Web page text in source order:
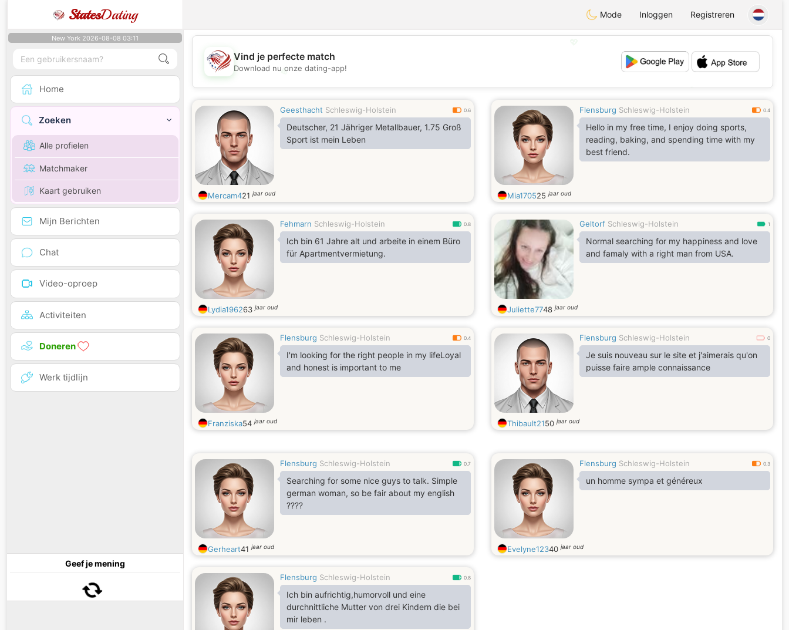
StatesDating Mode Inloggen Registreren
New York 2026-08-08 03:11
Home
Zoeken
Alle profielen
Matchmaker
Kaart gebruiken
Mijn Berichten
Chat
Video-oproep
Activiteiten
Doneren
Werk tijdlijn
Geef je mening
💖
💕
Vind je perfecte match
Download nu onze dating-app!
Geesthacht Schleswig-Holstein 0.6
Deutscher, 21 Jähriger Metallbauer, 1.75 Groß
Sport ist mein Leben
Mercam421jaar oud
Flensburg Schleswig-Holstein 0.4
Hello in my free time, I enjoy doing sports,
reading, baking, and spending time with my
best friend.
Mia170525jaar oud
Fehmarn Schleswig-Holstein 0.8
Ich bin 61 Jahre alt und arbeite in einem Büro
für Apartmentvermietung.
Lydia196263jaar oud
Geltorf Schleswig-Holstein 1
Normal searching for my happiness and love
and famaly with a right man from USA.
Juliette7748jaar oud
Flensburg Schleswig-Holstein 0.4
I'm looking for the right people in my lifeLoyal
and honest is important to me
Franziska54jaar oud
Flensburg Schleswig-Holstein 0
Je suis nouveau sur le site et j'aimerais qu'on
puisse faire ample connaissance
Thibault2150jaar oud
Flensburg Schleswig-Holstein 0.7
Searching for some nice guys to talk. Simple
german woman, so be fair about my english
????
Gerheart41jaar oud
Flensburg Schleswig-Holstein 0.3
un homme sympa et généreux
Evelyne12340jaar oud
Flensburg Schleswig-Holstein 0.8
Ich bin aufrichtig,humorvoll und eine
durchnittliche Mutter von drei Kindern die bei
mir leben .